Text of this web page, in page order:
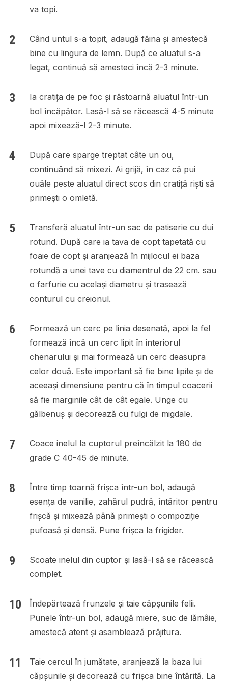
va topi.
Când untul s-a topit, adaugă făina și amestecă
bine cu lingura de lemn. După ce aluatul s-a
legat, continuă să amesteci încă 2-3 minute.
Ia cratița de pe foc și răstoarnă aluatul într-un
bol încăpător. Lasă-l să se răcească 4-5 minute
apoi mixează-l 2-3 minute.
După care sparge treptat câte un ou,
continuând să mixezi. Ai grijă, în caz că pui
ouăle peste aluatul direct scos din cratiță riști să
primești o omletă.
Transferă aluatul într-un sac de patiserie cu dui
rotund. După care ia tava de copt tapetată cu
foaie de copt și aranjează în mijlocul ei baza
rotundă a unei tave cu diamentrul de 22 cm. sau
o farfurie cu același diametru și trasează
conturul cu creionul.
Formează un cerc pe linia desenată, apoi la fel
formează încă un cerc lipit în interiorul
chenarului și mai formează un cerc deasupra
celor două. Este important să fie bine lipite și de
aceeași dimensiune pentru că în timpul coacerii
să fie marginile cât de cât egale. Unge cu
gălbenuș și decorează cu fulgi de migdale.
Coace inelul la cuptorul preîncălzit la 180 de
grade C 40-45 de minute.
Între timp toarnă frișca într-un bol, adaugă
esența de vanilie, zahărul pudră, întăritor pentru
frișcă și mixează până primești o compoziție
pufoasă și densă. Pune frișca la frigider.
Scoate inelul din cuptor și lasă-l să se răcească
complet.
Îndepărtează frunzele și taie căpșunile felii.
Punele într-un bol, adaugă miere, suc de lămâie,
amestecă atent și asamblează prăjitura.
Taie cercul în jumătate, aranjează la baza lui
căpșunile și decorează cu frișca bine întărită. La